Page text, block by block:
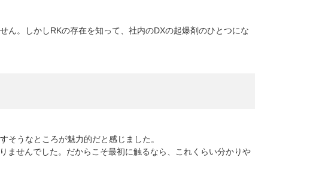
ん。しかしRKの存在を知って、社内のDXの起爆剤のひとつにな
うなところが魅力的だと感じました。
ませんでした。だからこそ最初に触るなら、これくらい分かりや